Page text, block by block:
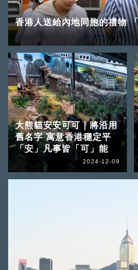
香港人送給內地同胞的禮物
大熊貓安安可可｜將沿用
舊名字 寓意香港穩定平
「安」凡事皆「可」能
2024-12-09